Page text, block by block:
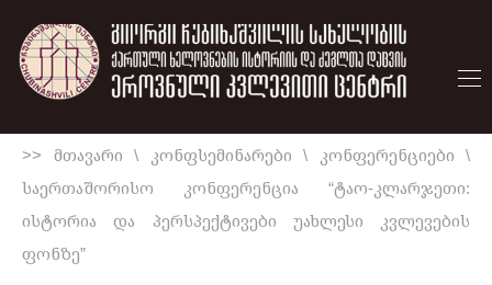
>> მთავარი \ კონფსემინარები \ კონფერენციები \
საერთაშორისო კონფერენცია “ტაო-კლარჯეთი:
ისტორია და პერსპექტივები უახლესი კვლევების
ფონზე”